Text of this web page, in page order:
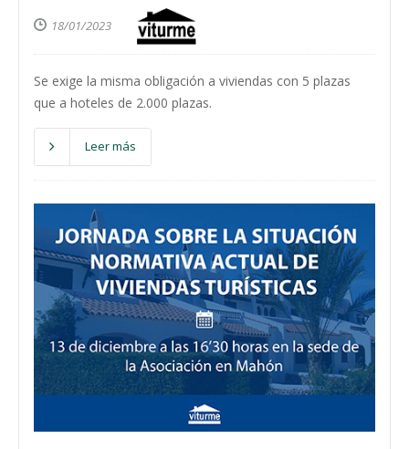
18/01/2023
Se exige la misma obligación a viviendas con 5 plazas
que a hoteles de 2.000 plazas.
Leer más